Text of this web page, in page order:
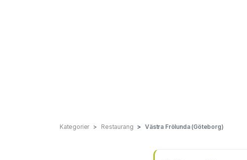
Kategorier Restaurang Västra Frölunda (Göteborg)